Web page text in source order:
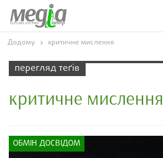
Додому критичне мислення
перегляд теґів
критичне мислення
ОБМІН ДОСВІДОМ